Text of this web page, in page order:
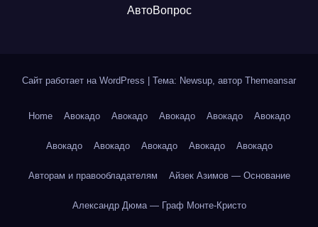
АвтоВопрос
Сайт работает на WordPress Тема: Newsup, автор Themeansar
Home Авокадо Авокадо Авокадо Авокадо Авокадо
Авокадо Авокадо Авокадо Авокадо Авокадо
Авторам и правообладателям Айзек Азимов — Основание
Александр Дюма — Граф Монте-Кристо